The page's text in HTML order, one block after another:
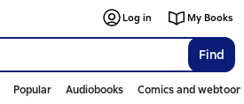
Find
Log in My Books
Popular Audiobooks Comics and